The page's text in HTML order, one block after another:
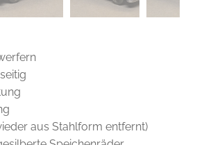
aus Stahlform entfernt)